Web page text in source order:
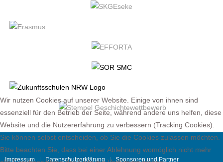
Impressum Datenschutzerklärung Sponsoren und Partner
Wir nutzen Cookies auf unserer Website. Einige von ihnen sind
essenziell für den Betrieb der Seite, während andere uns helfen, diese
Website und die Nutzererfahrung zu verbessern (Tracking Cookies).
Sie können selbst entscheiden, ob Sie die Cookies zulassen möchten.
Bitte beachten Sie, dass bei einer Ablehnung womöglich nicht mehr